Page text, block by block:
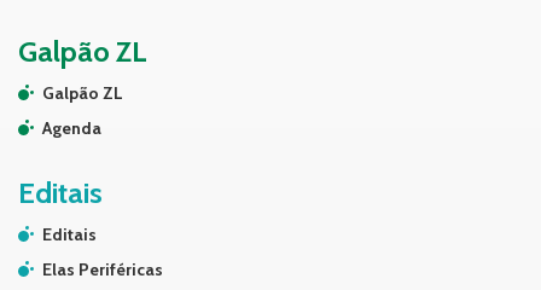
Galpão ZL
Galpão ZL
Agenda
Editais
Editais
Elas Periféricas